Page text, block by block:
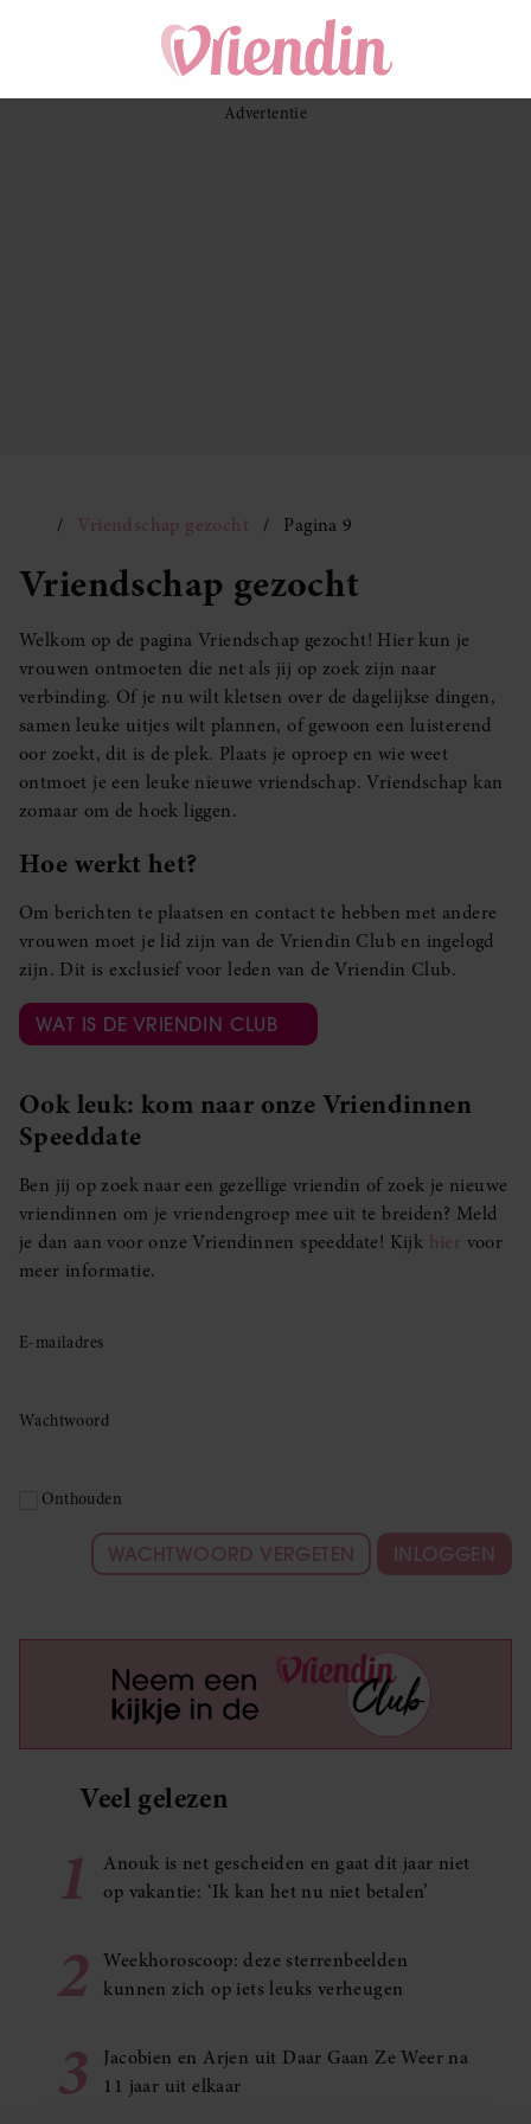
Vriendschap gezocht Pagina 9
Vriendschap gezocht
Welkom op de pagina Vriendschap gezocht! Hier kun je
vrouwen ontmoeten die net als jij op zoek zijn naar
verbinding. Of je nu wilt kletsen over de dagelijkse dingen,
samen leuke uitjes wilt plannen, of gewoon een luisterend
oor zoekt, dit is de plek. Plaats je oproep en wie weet
ontmoet je een leuke nieuwe vriendschap. Vriendschap kan
zomaar om de hoek liggen.
Hoe werkt het?
Om berichten te plaatsen en contact te hebben met andere
vrouwen moet je lid zijn van de Vriendin Club en ingelogd
zijn. Dit is exclusief voor leden van de Vriendin Club.
WAT IS DE VRIENDIN CLUB
Ook leuk: kom naar onze Vriendinnen
Speeddate
Ben jij op zoek naar een gezellige vriendin of zoek je nieuwe
vriendinnen om je vriendengroep mee uit te breiden? Meld
je dan aan voor onze Vriendinnen speeddate! Kijk hier voor
meer informatie.
E-mailadres
Wachtwoord
Onthouden
WACHTWOORD VERGETEN INLOGGEN
Veel gelezen
1
Anouk is net gescheiden en gaat dit jaar niet
op vakantie: ‘Ik kan het nu niet betalen’
2
Weekhoroscoop: deze sterrenbeelden
kunnen zich op iets leuks verheugen
3
Jacobien en Arjen uit Daar Gaan Ze Weer na
11 jaar uit elkaar